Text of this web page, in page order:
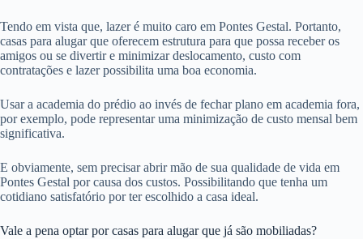
Tendo em vista que, lazer é muito caro em Pontes Gestal. Portanto,
casas para alugar que oferecem estrutura para que possa receber os
amigos ou se divertir e minimizar deslocamento, custo com
contratações e lazer possibilita uma boa economia.
Usar a academia do prédio ao invés de fechar plano em academia fora,
por exemplo, pode representar uma minimização de custo mensal bem
significativa.
E obviamente, sem precisar abrir mão de sua qualidade de vida em
Pontes Gestal por causa dos custos. Possibilitando que tenha um
cotidiano satisfatório por ter escolhido a casa ideal.
Vale a pena optar por casas para alugar que já são mobiliadas?